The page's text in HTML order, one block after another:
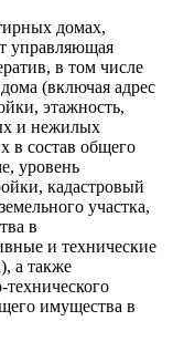
домах,
управляющая
в том числе
(включая адрес
этажность,
и нежилых
состав общего
уровень
кадастровый
участка,
в
и технические
а также
имущества в